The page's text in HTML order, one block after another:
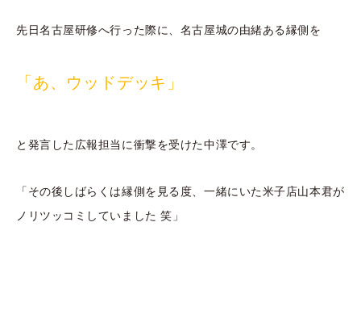
先日名古屋研修へ行った際に、名古屋城の由緒ある縁側を
「あ、ウッドデッキ」
と発言した広報担当に衝撃を受けた中澤です。
「その後しばらくは縁側を見る度、一緒にいた米子店山本君が
ノリツッコミしていました 笑」